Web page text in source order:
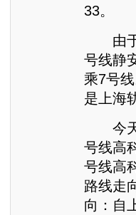
33。
由于
号线静
乘7号
是上海
今天7
号线高
号线高
路线走
向：自